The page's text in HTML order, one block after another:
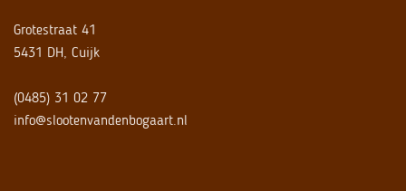
Grotestraat 41
5431 DH, Cuijk
(0485) 31 02 77
info@slootenvandenbogaart.nl